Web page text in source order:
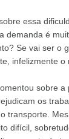
essa
demanda é
Se vai ser o
infelizmente
sobre
os
transporte.
difícil,